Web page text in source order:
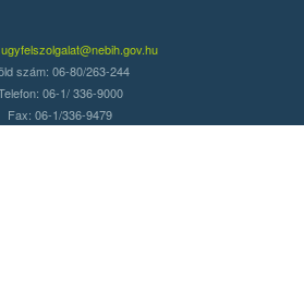
ugyfelszolgalat@nebih.gov.hu
szám: 06-80/263-244
06-1/ 336-9000
Fax: 06-1/336-9479